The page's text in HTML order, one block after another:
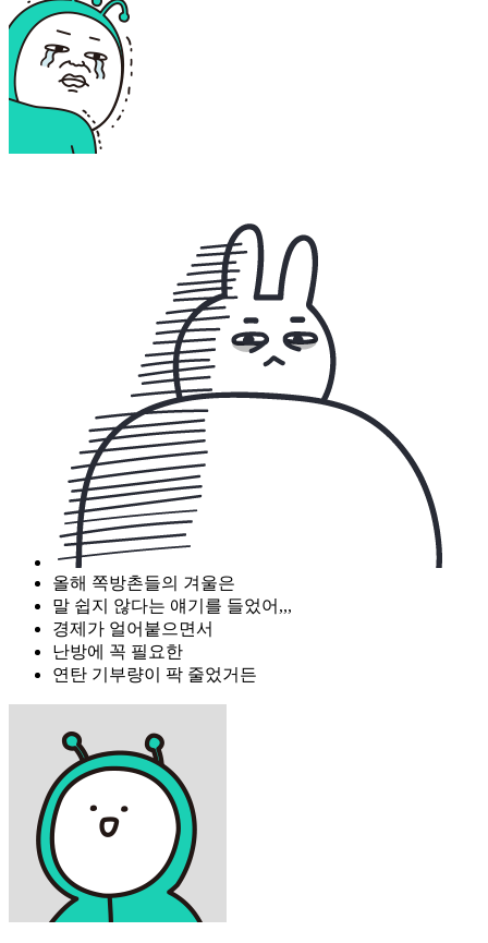
올해 쪽방촌들의 겨울은
말 쉽지 않다는 얘기를 들었어,,,
경제가 얼어붙으면서
난방에 꼭 필요한
연탄 기부량이 팍 줄었거든